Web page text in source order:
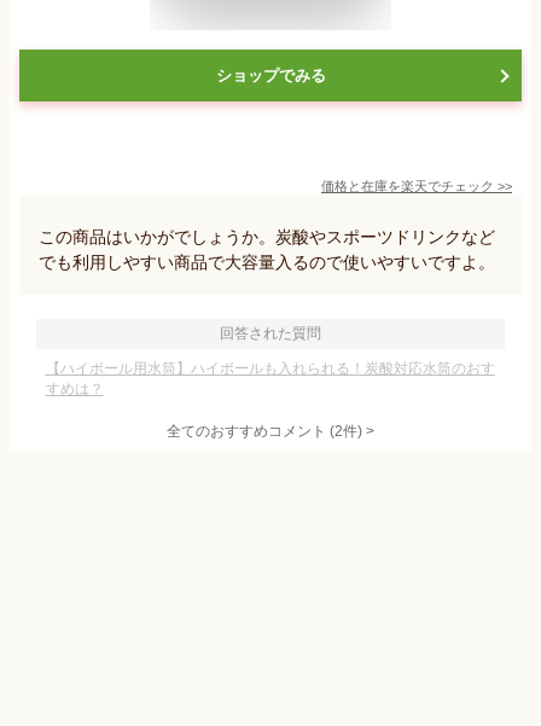
ショップでみる
価格と在庫を楽天でチェック >>
この商品はいかがでしょうか。炭酸やスポーツドリンクなど
でも利用しやすい商品で大容量入るので使いやすいですよ。
回答された質問
【ハイボール用水筒】ハイボールも入れられる！炭酸対応水筒のおす
すめは？
全てのおすすめコメント (2件) >